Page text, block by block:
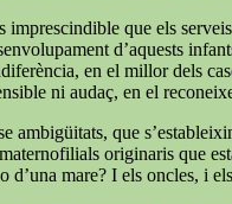
imprescindible que els
d’aquests
en el millor dels
ni audaç, en el
ambigüitats, que
originaris que
d’una mare? I els oncles, i